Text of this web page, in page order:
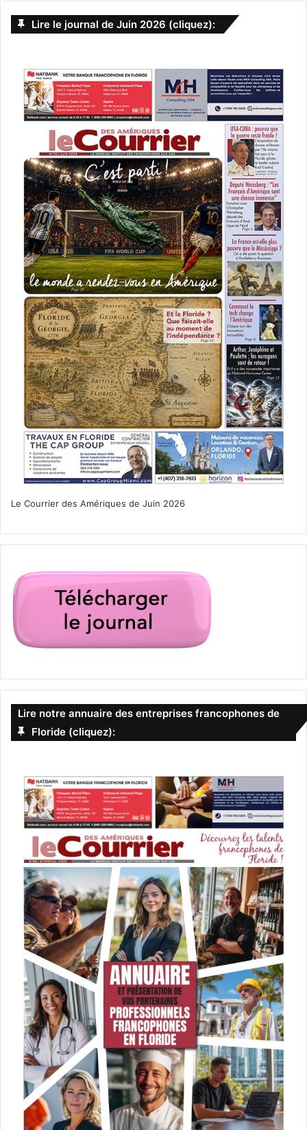
Lire le journal de Juin 2026 (cliquez):
Le Courrier des Amériques de Juin 2026
Lire notre annuaire des entreprises francophones de
Floride (cliquez):